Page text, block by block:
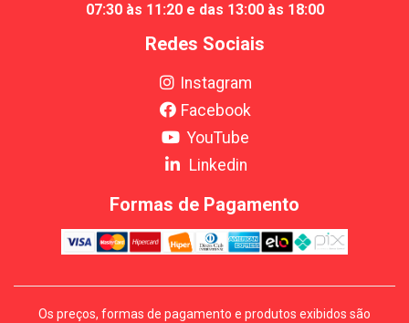
07:30 às 11:20 e das 13:00 às 18:00
Redes Sociais
Instagram
Facebook
YouTube
Linkedin
Formas de Pagamento
Os preços, formas de pagamento e produtos exibidos são